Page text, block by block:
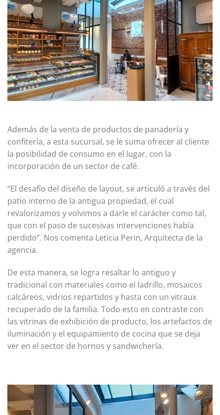
Además de la venta de productos de panadería y
confitería, a esta sucursal, se le suma ofrecer al cliente
la posibilidad de consumo en el lugar, con la
incorporación de un sector de café.
“El desafío del diseño de layout, se articuló a través del
patio interno de la antigua propiedad, el cual
revalorizamos y volvimos a darle el carácter como tal,
que con el paso de sucesivas intervenciones había
perdido”. Nos comenta Leticia Perin, Arquitecta de la
agencia.
De esta manera, se logra resaltar lo antiguo y
tradicional con materiales como el ladrillo, mosaicos
calcáreos, vidrios repartidos y hasta con un vitraux
recuperado de la familia. Todo esto en contraste con
las vitrinas de exhibición de producto, los artefactos de
iluminación y el equipamiento de cocina que se deja
ver en el sector de hornos y sandwichería.